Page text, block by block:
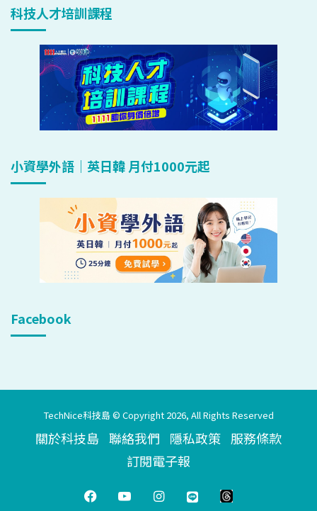
科技人才培訓課程
小資學外語｜英日韓 月付1000元起
Facebook
TechNice科技島 © Copyright 2026, All Rights Reserved
關於科技島 聯絡我們 隱私政策 服務條款
訂閱電子報